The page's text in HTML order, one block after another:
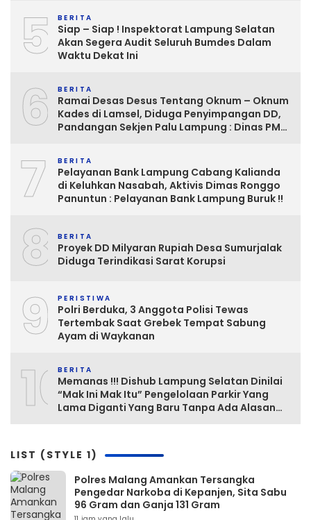
5 BERITA
Siap – Siap ! Inspektorat Lampung Selatan
Akan Segera Audit Seluruh Bumdes Dalam
Waktu Dekat Ini
6 BERITA
Ramai Desas Desus Tentang Oknum – Oknum
Kades di Lamsel, Diduga Penyimpangan DD,
Pandangan Sekjen Palu Lampung : Dinas PMD
7 BERITA
Pelayanan Bank Lampung Cabang Kalianda
di Keluhkan Nasabah, Aktivis Dimas Ronggo
Panuntun : Pelayanan Bank Lampung Buruk !!
8 BERITA
Proyek DD Milyaran Rupiah Desa Sumurjalak
Diduga Terindikasi Sarat Korupsi
9 PERISTIWA
Polri Berduka, 3 Anggota Polisi Tewas
Tertembak Saat Grebek Tempat Sabung
Ayam di Waykanan
10BERITA
Memanas !!! Dishub Lampung Selatan Dinilai
“Mak Ini Mak Itu” Pengelolaan Parkir Yang
Lama Diganti Yang Baru Tanpa Ada Alasan
LIST (STYLE 1)
Polres Malang Amankan Tersangka
Pengedar Narkoba di Kepanjen, Sita Sabu
96 Gram dan Ganja 131 Gram